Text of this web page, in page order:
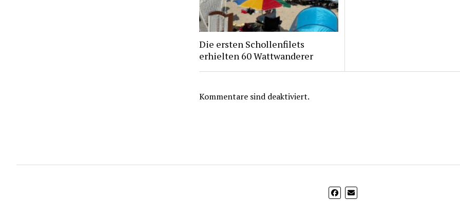
Die ersten Schollenfilets
erhielten 60 Wattwanderer
Kommentare sind deaktiviert.